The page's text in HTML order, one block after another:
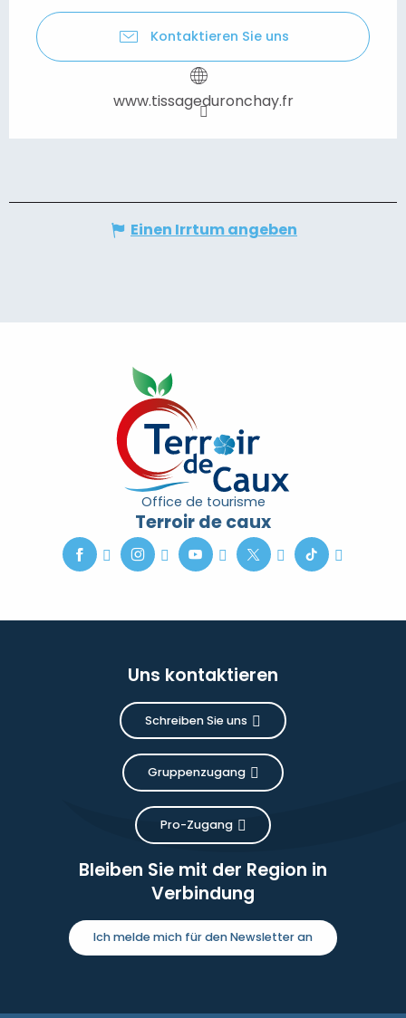
Kontaktieren Sie uns
www.tissageduronchay.fr
Einen Irrtum angeben
Office de tourisme
Terroir de caux
Uns kontaktieren
Schreiben Sie uns
Gruppenzugang
Pro-Zugang
Bleiben Sie mit der Region in
Verbindung
Ich melde mich für den Newsletter an